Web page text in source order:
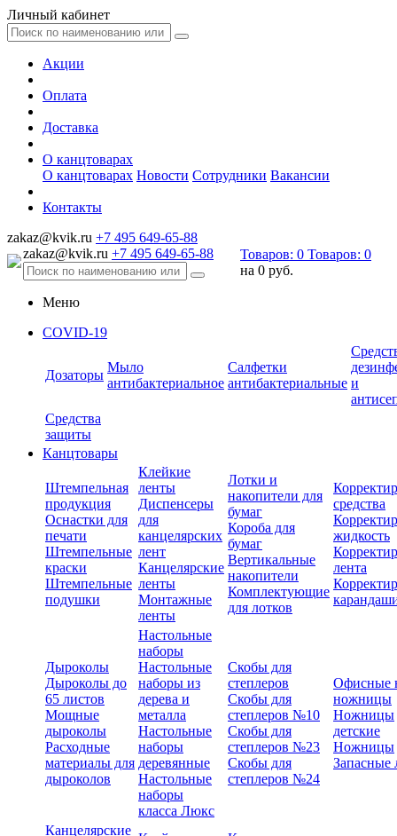
Личный кабинет
Акции
Оплата
Доставка
О канцтоварах
О канцтоварах Новости Сотрудники Вакансии
Контакты
zakaz@kvik.ru +7 495 649-65-88
zakaz@kvik.ru +7 495 649-65-88 Товаров: 0 Товаров: 0
на 0 руб.
Меню
COVID-19
Дозаторы
Мыло
антибактериальное
Салфетки
антибактериальные и
Средства
защиты
Канцтовары
Штемпельная
продукция
Оснастки для
печати
Штемпельные
краски
Штемпельные
подушки
Клейкие
ленты
Диспенсеры
для
канцелярских
лент
Канцелярские
ленты
Монтажные
ленты
Лотки и
накопители для
бумаг
Короба для
бумаг
Вертикальные
накопители
Комплектующие
для лотков
средства
жидкость
лента
Дыроколы
Дыроколы до
65 листов
Мощные
дыроколы
Расходные
материалы для
дыроколов
Настольные
наборы
Настольные
наборы из
дерева и
металла
Настольные
наборы
деревянные
Настольные
наборы
класса Люкс
Скобы для
степлеров
Скобы для
степлеров №10
Скобы для
степлеров №23
Скобы для
степлеров №24
Офисные
ножницы
Ножницы
детские
Ножницы
Запасные
Канцелярские